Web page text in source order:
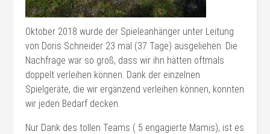
Oktober 2018 wurde der Spieleanhänger unter Leitung
von Doris Schneider 23 mal (37 Tage) ausgeliehen. Die
Nachfrage war so groß, dass wir ihn hätten oftmals
doppelt verleihen können. Dank der einzelnen
Spielgeräte, die wir ergänzend verleihen können, konnten
wir jeden Bedarf decken.
Nur Dank des tollen Teams ( 5 engagierte Mamis), ist es